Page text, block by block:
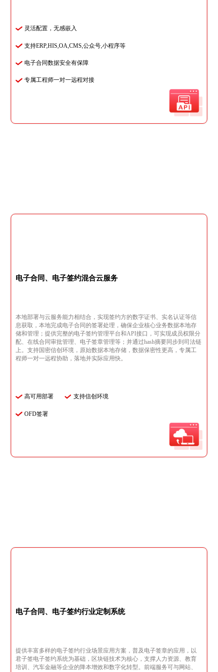
灵活配置，无感嵌入
支持ERP,HIS,OA,CMS,公众号,小程序等
电子合同数据安全有保障
专属工程师一对一远程对接
电子合同、电子签约混合云服务
本地部署与云服务能力相结合，实现签约方的数字证书、实名认证等信
息获取，本地完成电子合同的签署处理，确保企业核心业务数据本地存
储和管理；提供完整的电子签约管理平台和API接口，可实现成员权限分
配、在线合同审批管理、电子签章管理等；并通过hash摘要同步到司法链
上。支持国密信创环境，原始数据本地存储，数据保密性更高，专属工
程师一对一远程协助，落地并实际应用快。
高可用部署 支持信创环境
OFD签署
电子合同、电子签约行业定制系统
提供丰富多样的电子签约行业场景应用方案，普及电子签章的应用，以
君子签电子签约系统为基础，区块链技术为核心，支撑人力资源、教育
培训、汽车金融等企业的降本增效和数字化转型。前端服务可与网站、